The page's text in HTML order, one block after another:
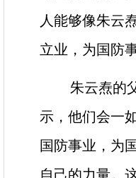
人能够像朱云
立业，为国防
朱云焘的
示，他们会一
国防事业，为
自己的力量。